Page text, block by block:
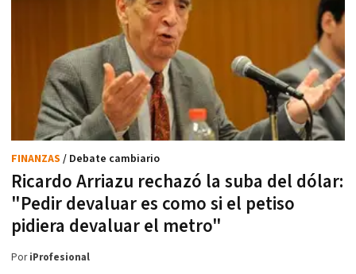
Ricardo Arriazu rechazó la suba del dólar:
"Pedir devaluar es como si el petiso
pidiera devaluar el metro"
FINANZAS / Debate cambiario
PoriProfesional